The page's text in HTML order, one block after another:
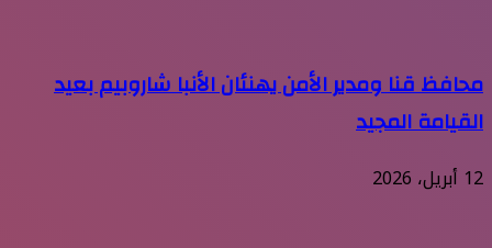
محافظ قنا ومدير الأمن يهنئان الأنبا شاروبيم بعيد
القيامة المجيد
12 أبريل، 2026